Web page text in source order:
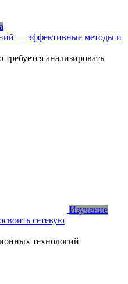
— эффективные методы и
анализировать
Изучение
сетевую
технологий